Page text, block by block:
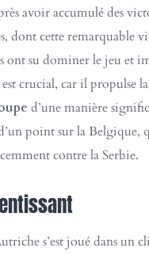
avoir accumulé des
dont cette remarquable
ont su dominer le jeu et
est crucial, car il propulse la
d’une manière
point sur la Belgique,
contre la Serbie.
s’est joué dans un